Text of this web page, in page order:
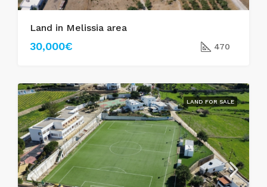
Land in Melissia area
30,000€ 470
LAND FOR SALE